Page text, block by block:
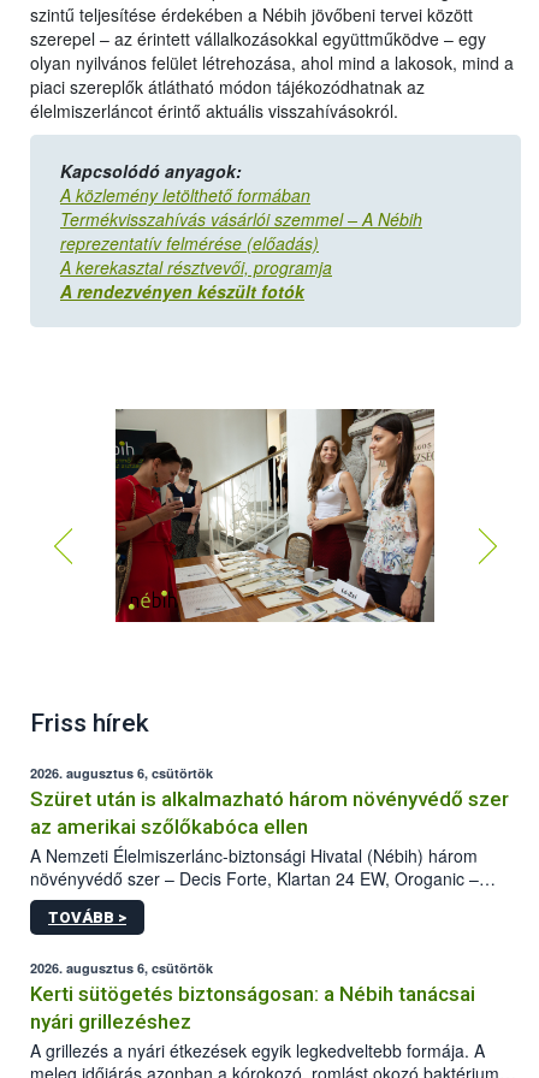
szintű teljesítése érdekében a Nébih jövőbeni tervei között
szerepel – az érintett vállalkozásokkal együttműködve – egy
olyan nyilvános felület létrehozása, ahol mind a lakosok, mind a
piaci szereplők átlátható módon tájékozódhatnak az
élelmiszerláncot érintő aktuális visszahívásokról.
Kapcsolódó anyagok:
A közlemény letölthető formában
Termékvisszahívás vásárlói szemmel – A Nébih
reprezentatív felmérése (előadás)
A kerekasztal résztvevői, programja
A rendezvényen készült fotók
Friss hírek
2026. augusztus 6, csütörtök
Szüret után is alkalmazható három növényvédő szer
az amerikai szőlőkabóca ellen
A Nemzeti Élelmiszerlánc-biztonsági Hivatal (Nébih) három
növényvédő szer – Decis Forte, Klartan 24 EW, Oroganic –
engedélyokiratát módosította, így azok a szüretet követően,
egészen a vesszőérettség (BBCH 91) stádiumáig
érésű szőlőkben is legyen lehetőség a károsító elleni további
védekezésre. Az Oroganic készítmény kis kiszerelésben kiskerti
felhasználók számára is elérhető és ökológiai termesztésben is
engedélyezett.
TOVÁBB >
2026. augusztus 6, csütörtök
Kerti sütögetés biztonságosan: a Nébih tanácsai
nyári grillezéshez
A grillezés a nyári étkezések egyik legkedveltebb formája. A
meleg időjárás azonban a kórokozó, romlást okozó baktériumok